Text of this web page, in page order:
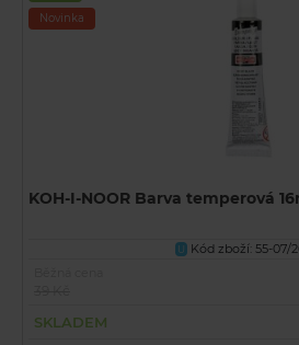
Novinka
KOH-I-NOOR Barva temperová
U Kód zboží: 55-07/
SKLADEM